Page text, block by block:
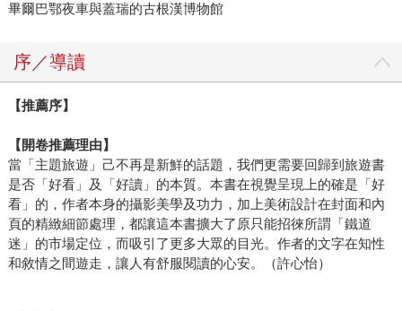
畢爾巴鄂夜車與蓋瑞的古根漢博物館
序／導讀
【推薦序】
【開卷推薦理由】
當「主題旅遊」己不再是新鮮的話題，我們更需要回歸到旅遊書
是否「好看」及「好讀」的本質。本書在視覺呈現上的確是「好
看」的，作者本身的攝影美學及功力，加上美術設計在封面和內
頁的精緻細節處理，都讓這本書擴大了原只能招徠所謂「鐵道
迷」的市場定位，而吸引了更多大眾的目光。作者的文字在知性
和敘情之間遊走，讓人有舒服閱讀的心安。（許心怡）